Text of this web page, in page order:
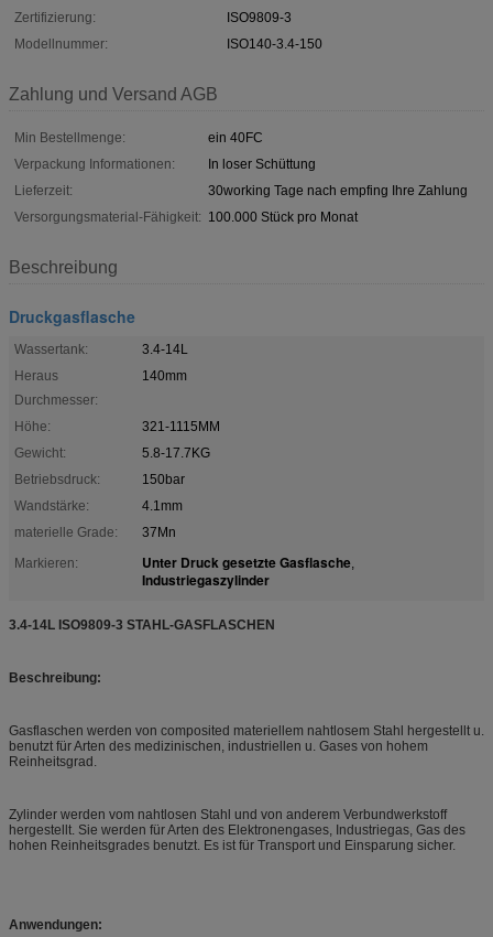
Zertifizierung:
ISO9809-3
Modellnummer:
ISO140-3.4-150
Zahlung und Versand AGB
Min Bestellmenge:
ein 40FC
Verpackung Informationen:
In loser Schüttung
Lieferzeit:
30working Tage nach empfing Ihre Zahlung
Versorgungsmaterial-Fähigkeit: 100.000 Stück pro Monat
Beschreibung
Druckgasflasche
Wassertank:
3.4-14L
Heraus
Durchmesser:
140mm
Höhe:
321-1115MM
Gewicht:
5.8-17.7KG
Betriebsdruck:
150bar
Wandstärke:
4.1mm
materielle Grade:
37Mn
Markieren:
Unter Druck gesetzte Gasflasche,
Industriegaszylinder
3.4-14L ISO9809-3 STAHL-GASFLASCHEN
Beschreibung:
Gasflaschen werden von composited materiellem nahtlosem Stahl hergestellt u.
benutzt für Arten des medizinischen, industriellen u. Gases von hohem
Reinheitsgrad.
Zylinder werden vom nahtlosen Stahl und von anderem Verbundwerkstoff
hergestellt. Sie werden für Arten des Elektronengases, Industriegas, Gas des
hohen Reinheitsgrades benutzt. Es ist für Transport und Einsparung sicher.
Anwendungen: